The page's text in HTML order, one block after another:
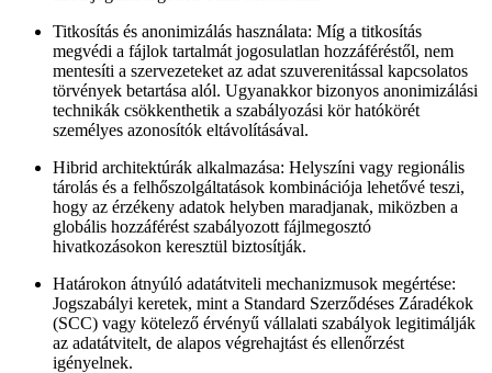
Titkosítás és anonimizálás használata: Míg a titkosítás
megvédi a fájlok tartalmát jogosulatlan hozzáféréstől, nem
mentesíti a szervezeteket az adat szuverenitással kapcsolatos
törvények betartása alól. Ugyanakkor bizonyos anonimizálási
technikák csökkenthetik a szabályozási kör hatókörét
személyes azonosítók eltávolításával.
Hibrid architektúrák alkalmazása: Helyszíni vagy regionális
tárolás és a felhőszolgáltatások kombinációja lehetővé teszi,
hogy az érzékeny adatok helyben maradjanak, miközben a
globális hozzáférést szabályozott fájlmegosztó
hivatkozásokon keresztül biztosítják.
Határokon átnyúló adatátviteli mechanizmusok megértése:
Jogszabályi keretek, mint a Standard Szerződéses Záradékok
(SCC) vagy kötelező érvényű vállalati szabályok legitimálják
az adatátvitelt, de alapos végrehajtást és ellenőrzést
igényelnek.